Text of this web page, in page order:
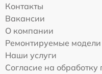
Контакты
Вакансии
О компании
Ремонтируемые модели
Наши услуги
Согласие на